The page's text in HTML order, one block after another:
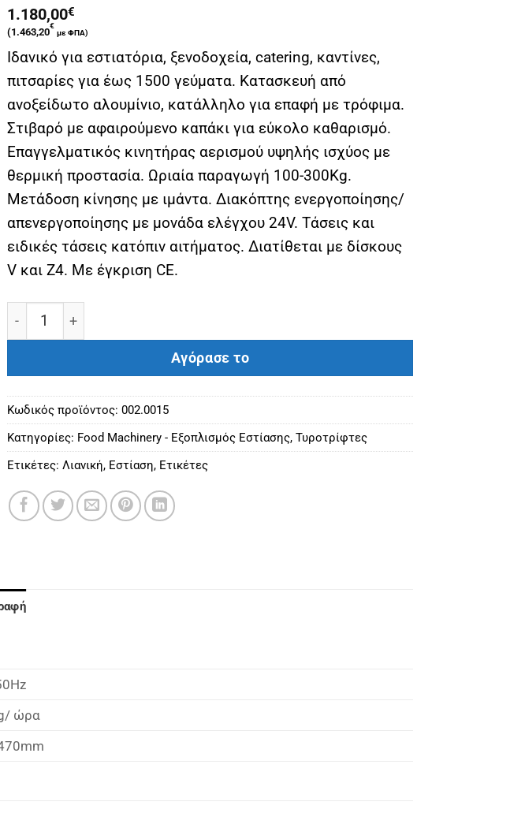
1.180,00€
(1.463,20
€
με ΦΠΑ)
Ιδανικό για εστιατόρια, ξενοδοχεία, catering, καντίνες,
πιτσαρίες για έως 1500 γεύματα. Κατασκευή από
ανοξείδωτο αλουμίνιο, κατάλληλο για επαφή με τρόφιμα.
Στιβαρό με αφαιρούμενο καπάκι για εύκολο καθαρισμό.
Επαγγελματικός κινητήρας αερισμού υψηλής ισχύος με
θερμική προστασία. Ωριαία παραγωγή 100-300Kg.
Μετάδοση κίνησης με ιμάντα. Διακόπτης ενεργοποίησης/
απενεργοποίησης με μονάδα ελέγχου 24V. Τάσεις και
ειδικές τάσεις κατόπιν αιτήματος. Διατίθεται με δίσκους
V και Z4. Με έγκριση CE.
Πολυκοπτικό μηχάνημα CHEF-MEC-300 Celme ποσότητα
Αγόρασε το
Κωδικός προϊόντος: 002.0015
Κατηγορίες: Food Machinery - Εξοπλισμός Εστίασης, Τυροτρίφτες
Ετικέτες: Λιανική, Εστίαση, Ετικέτες
ώρα